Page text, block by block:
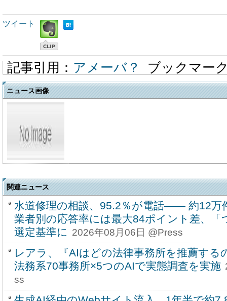
ツイート
記事引用： アメーバ？ ブックマー
ニュース画像
関連ニュース
水道修理の相談、95.2％が電話―― 約12
業者別の応答率には最大84ポイント差、
選定基準に 2026年08月06日 @Press
レアラ、『AIはどの法律事務所を推薦する
法務系70事務所×5つのAIで実態調査を実施
ss